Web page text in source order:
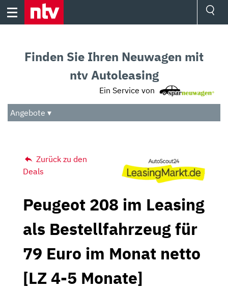
Skip
Audio
Das Beste
Finden Sie Ihren Neuwagen mit
ntv Autoleasing
Ein Service von
Angebote ▾
Zurück zu den
Deals
Peugeot 208 im Leasing
als Bestellfahrzeug für
79 Euro im Monat netto
[LZ 4-5 Monate]